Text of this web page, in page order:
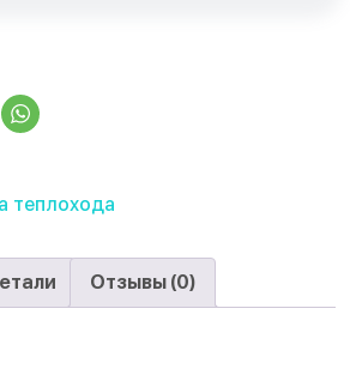
теплохода
Отзывы (0)